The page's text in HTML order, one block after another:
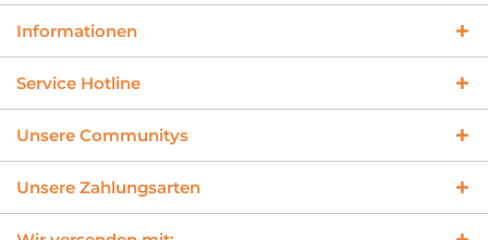
Informationen
Service Hotline
Unsere Communitys
Unsere Zahlungsarten